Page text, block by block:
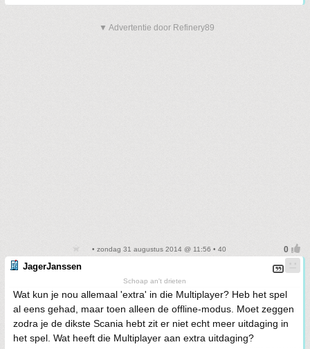
▼ Advertentie door Refinery89
• zondag 31 augustus 2014 @ 11:56 • 40
JagerJanssen
Schoap an't drieten
Wat kun je nou allemaal 'extra' in die Multiplayer? Heb het spel
al eens gehad, maar toen alleen de offline-modus. Moet zeggen
zodra je de dikste Scania hebt zit er niet echt meer uitdaging in
het spel. Wat heeft die Multiplayer aan extra uitdaging?